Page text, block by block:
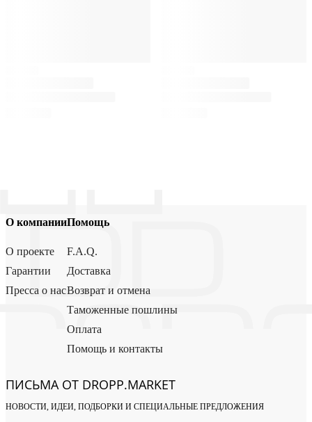
О компании
О проекте
Гарантии
Пресса о нас
Помощь
F.A.Q.
Доставка
Возврат и отмена
Таможенные пошлины
Оплата
Помощь и контакты
ПИСЬМА ОТ DROPP.MARKET
НОВОСТИ, ИДЕИ, ПОДБОРКИ И СПЕЦИАЛЬНЫЕ ПРЕДЛОЖЕНИЯ